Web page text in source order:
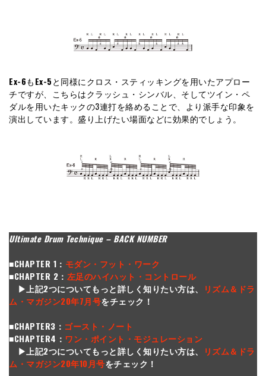
Ex-6もEx-5と同様にクロス・スティッキングを用いたアプロー
チですが、こちらはクラッシュ・シンバル、そしてツイン・ペ
ダルを用いたキックの3連打を絡めることで、より派手な印象を
演出しています。盛り上げたい場面などに効果的でしょう。
Ultimate Drum Technique – BACK NUMBER
■CHAPTER 1： モダン・フット・ワーク
■CHAPTER 2： 左足のハイハット・コントロール
▶︎上記2つについてもっと詳しく知りたい方は、
リズム＆ドラ
ム・マガジン20年7月号をチェック！
■CHAPTER3： ゴースト・ノート
■CHAPTER4： ワン・ポイント・モジュレーション
▶︎上記2つについてもっと詳しく知りたい方は、
リズム＆ドラ
ム・マガジン20年10月号をチェック！